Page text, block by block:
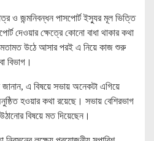
ও জন্মনিবন্ধন পাসপোর্ট ইস্যুর মূল ভিত্তি
দেওয়ার ক্ষেত্রে কোনো বাধা থাকার কথা
মতামত উঠে আসার পরই এ নিয়ে কাজ শুরু
বিভাগ।
এ বিষয়ে সভায় অনেকটা এগিয়ে
হওয়ার কথা রয়েছে। সভায় বেশিরভাগ
বিষয়ে মত দিয়েছেন।